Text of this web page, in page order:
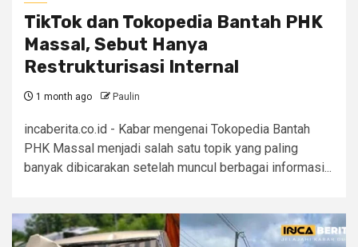
TikTok dan Tokopedia Bantah PHK
Massal, Sebut Hanya
Restrukturisasi Internal
1 month ago Paulin
incaberita.co.id - Kabar mengenai Tokopedia Bantah
PHK Massal menjadi salah satu topik yang paling
banyak dibicarakan setelah muncul berbagai informasi...